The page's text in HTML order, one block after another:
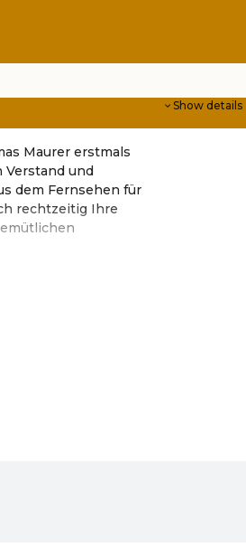
Show details
Maurer erstmals
Verstand und
dem Fernsehen für
rechtzeitig Ihre